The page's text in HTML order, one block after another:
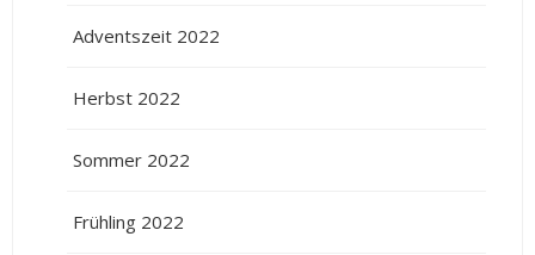
Adventszeit 2022
Herbst 2022
Sommer 2022
Frühling 2022